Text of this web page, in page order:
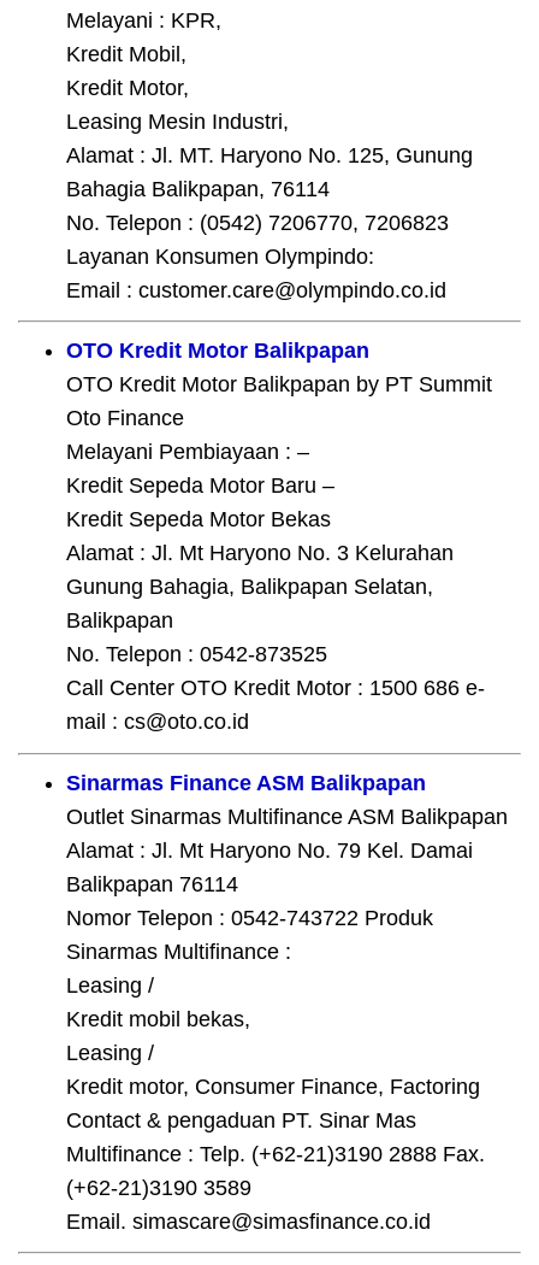
Melayani : KPR,
Kredit Mobil,
Kredit Motor,
Leasing Mesin Industri,
Alamat : Jl. MT. Haryono No. 125, Gunung
Bahagia Balikpapan, 76114
No. Telepon : (0542) 7206770, 7206823
Layanan Konsumen Olympindo:
Email : customer.care@olympindo.co.id
OTO Kredit Motor Balikpapan
OTO Kredit Motor Balikpapan by PT Summit
Oto Finance
Melayani Pembiayaan : –
Kredit Sepeda Motor Baru –
Kredit Sepeda Motor Bekas
Alamat : Jl. Mt Haryono No. 3 Kelurahan
Gunung Bahagia, Balikpapan Selatan,
Balikpapan
No. Telepon : 0542-873525
Call Center OTO Kredit Motor : 1500 686 e-
mail : cs@oto.co.id
Sinarmas Finance ASM Balikpapan
Outlet Sinarmas Multifinance ASM Balikpapan
Alamat : Jl. Mt Haryono No. 79 Kel. Damai
Balikpapan 76114
Nomor Telepon : 0542-743722 Produk
Sinarmas Multifinance :
Leasing /
Kredit mobil bekas,
Leasing /
Kredit motor, Consumer Finance, Factoring
Contact & pengaduan PT. Sinar Mas
Multifinance : Telp. (+62-21)3190 2888 Fax.
(+62-21)3190 3589
Email. simascare@simasfinance.co.id